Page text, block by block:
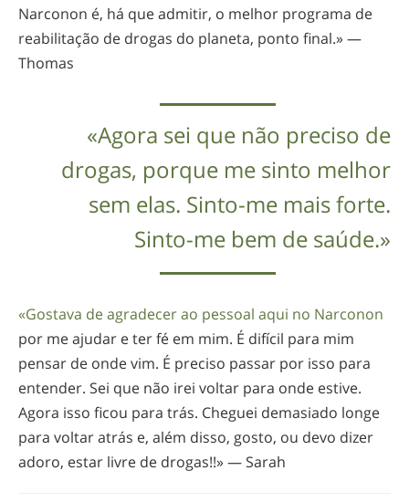
Narconon é, há que admitir, o melhor programa de
reabilitação de drogas do planeta, ponto final.» —
Thomas
«Agora sei que não preciso de
drogas, porque me sinto melhor
sem elas. Sinto-me mais forte.
Sinto-me bem de saúde.»
«Gostava de agradecer ao pessoal aqui no Narconon
por me ajudar e ter fé em mim. É difícil para mim
pensar de onde vim. É preciso passar por isso para
entender. Sei que não irei voltar para onde estive.
Agora isso ficou para trás. Cheguei demasiado longe
para voltar atrás e, além disso, gosto, ou devo dizer
adoro, estar livre de drogas!!» — Sarah